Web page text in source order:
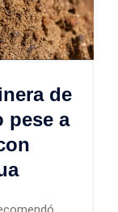
de
pese a